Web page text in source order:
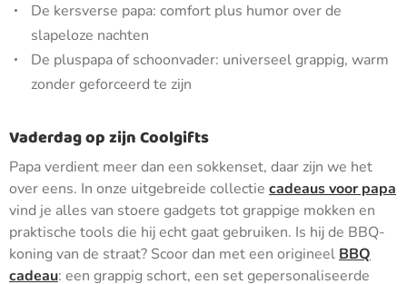
De kersverse papa: comfort plus humor over de
slapeloze nachten
De pluspapa of schoonvader: universeel grappig, warm
zonder geforceerd te zijn
Vaderdag op zijn Coolgifts
Papa verdient meer dan een sokkenset, daar zijn we het
over eens. In onze uitgebreide collectie cadeaus voor papa
vind je alles van stoere gadgets tot grappige mokken en
praktische tools die hij echt gaat gebruiken. Is hij de BBQ-
koning van de straat? Scoor dan met een origineel BBQ
cadeau: een grappig schort, een set gepersonaliseerde